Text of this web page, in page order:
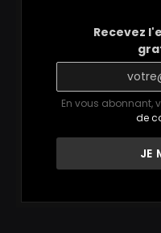
Recevez
En vous abonnant,
de